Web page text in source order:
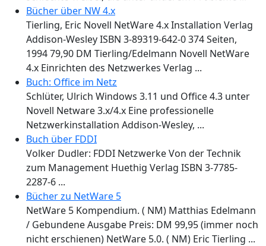
Bücher über NW 4.x
Tierling, Eric Novell NetWare 4.x Installation Verlag
Addison-Wesley ISBN 3-89319-642-0 374 Seiten,
1994 79,90 DM Tierling/Edelmann Novell NetWare
4.x Einrichten des Netzwerkes Verlag ...
Buch: Office im Netz
Schlüter, Ulrich Windows 3.11 und Office 4.3 unter
Novell Netware 3.x/4.x Eine professionelle
Netzwerkinstallation Addison-Wesley, ...
Buch über FDDI
Volker Dudler: FDDI Netzwerke Von der Technik
zum Management Huethig Verlag ISBN 3-7785-
2287-6 ...
Bücher zu NetWare 5
NetWare 5 Kompendium. ( NM) Matthias Edelmann
/ Gebundene Ausgabe Preis: DM 99,95 (immer noch
nicht erschienen) NetWare 5.0. ( NM) Eric Tierling ...